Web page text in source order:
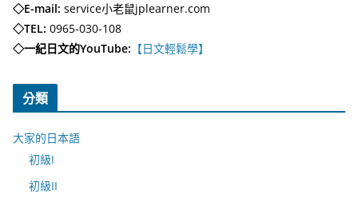
◇E-mail: service小老鼠jplearner.com
◇TEL: 0965-030-108
◇一紀日文的YouTube: 【日文輕鬆學】
分類
大家的日本語
初級I
初級II